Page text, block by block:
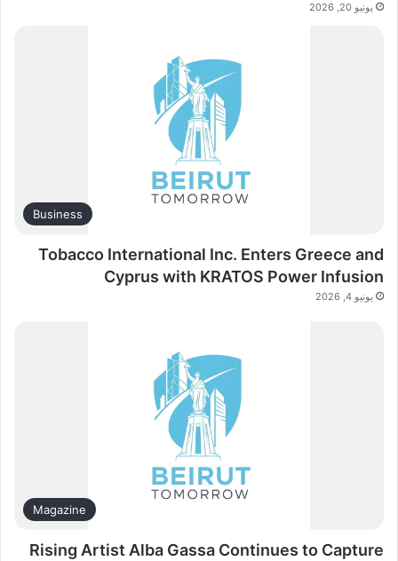
يونيو 20, 2026
Business
Tobacco International Inc. Enters Greece and
Cyprus with KRATOS Power Infusion
يونيو 4, 2026
Magazine
Rising Artist Alba Gassa Continues to Capture